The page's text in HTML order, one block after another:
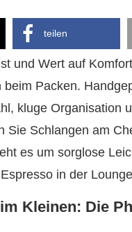
teilen
und Wert auf
Packen.
kluge Organisation
Sie Schlangen am
es um sorglose
in der
Kleinen: Die